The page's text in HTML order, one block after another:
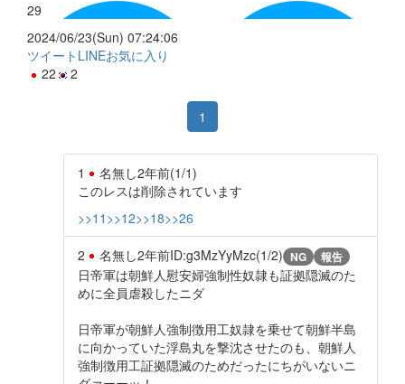
29
2024/06/23(Sun) 07:24:06
ツイート LINEお気に入り
22
2
1
1 名無し2年前(1/1)
このレスは削除されています
>>11 >>12>>18>>26
2 名無し2年前ID:g3MzYyMzc(1/2) NG 報告
日帝軍は朝鮮人慰安婦強制性奴隷も証拠隠滅のた
めに全員虐殺したニダ
日帝軍が朝鮮人強制徴用工奴隷を乗せて朝鮮半島
に向かっていた浮島丸を撃沈させたのも、朝鮮人
強制徴用工証拠隠滅のためだったにちがいないニ